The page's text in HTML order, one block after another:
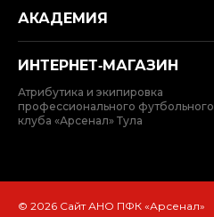
АКАДЕМИЯ
ИНТЕРНЕТ‑МАГАЗИН
Атрибутика и экипировка
профессионального футбольного
клуба «Арсенал» Тула
© 2026 Сайт АНО ПФК «Арсенал»